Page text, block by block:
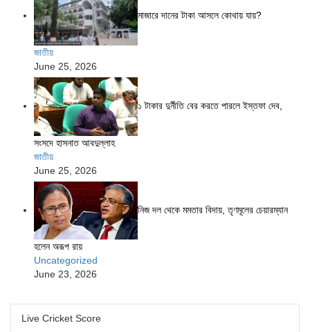
মাজারে দানের টাকা আসলে কোথায় যায়?
জাতীয়
June 25, 2026
১ টাকার দুর্নীতি বের করতে পারলে ইস্তফা দেব,
সংসদে হাসনাত আবদুল্লাহ
জাতীয়
June 25, 2026
নিজ দল থেকে মমতার বিদায়, তৃণমূলের চেয়ারম্যান
হলেন অরূপ রায়
Uncategorized
June 23, 2026
Live Cricket Score